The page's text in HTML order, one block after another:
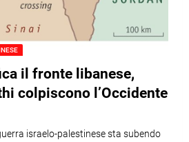
il fronte libanese,
colpiscono l’Occidente
israelo-palestinese sta subendo